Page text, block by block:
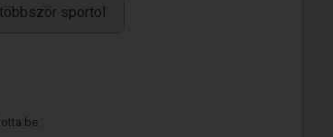
sportol
be.